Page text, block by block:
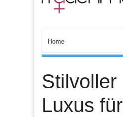
Stilvoller
Luxus für